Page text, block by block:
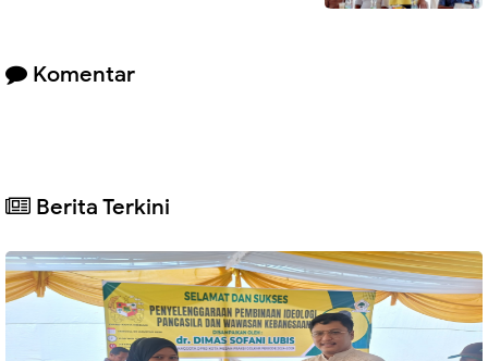
Komentar
Berita Terkini